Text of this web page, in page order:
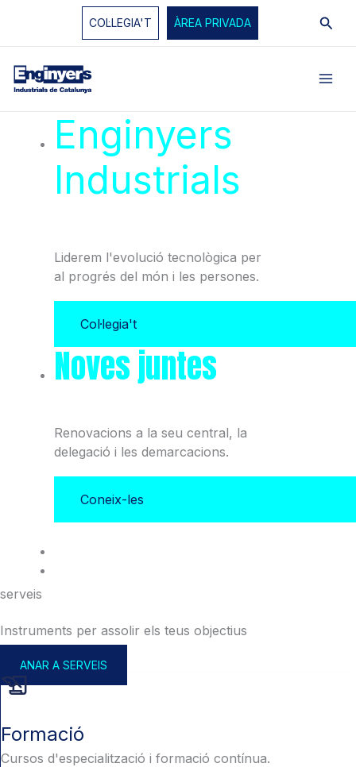
COL·LEGIA'T ÀREA PRIVADA
Enginyers
Industrials
Liderem l'evolució tecnològica per
al progrés del món i les persones.
Col·legia't
Noves juntes
Renovacions a la seu central, la
delegació i les demarcacions.
Coneix-les
serveis
Instruments per assolir els teus objectius
ANAR A SERVEIS
Formació
Cursos d'especialització i formació contínua.